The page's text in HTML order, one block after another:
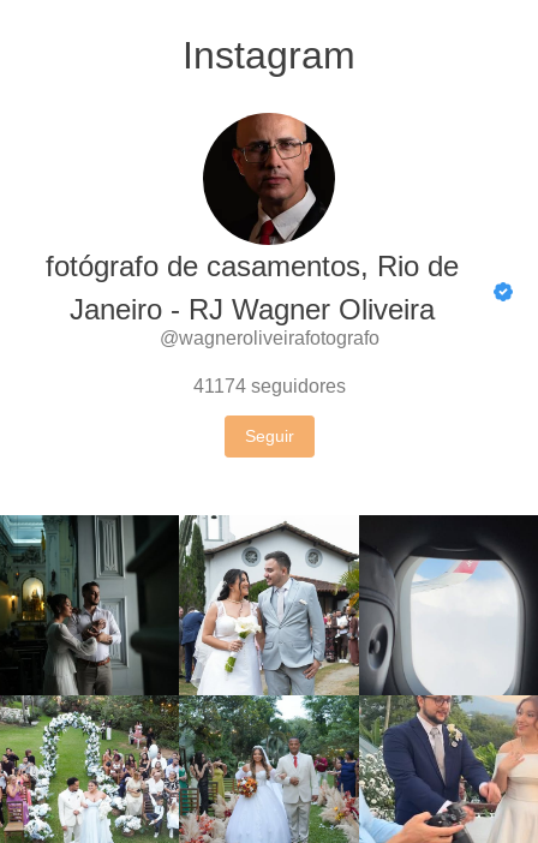
Instagram
fotógrafo de casamentos, Rio de
Janeiro - RJ Wagner Oliveira
@wagneroliveirafotografo
41174 seguidores
Seguir